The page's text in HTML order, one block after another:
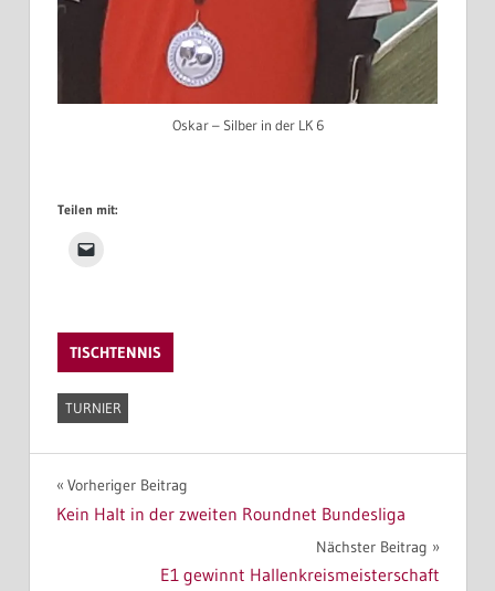
Oskar – Silber in der LK 6
Teilen mit:
TISCHTENNIS
TURNIER
Beitragsnavigation
Vorheriger Beitrag
Kein Halt in der zweiten Roundnet Bundesliga
Nächster Beitrag
E1 gewinnt Hallenkreismeisterschaft